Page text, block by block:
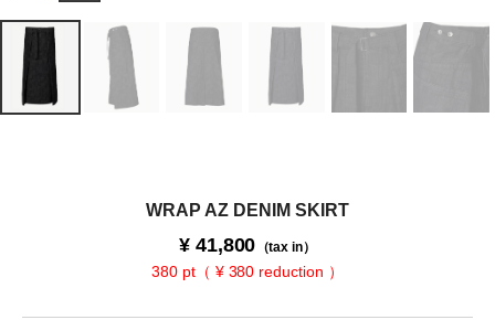
WRAP AZ DENIM SKIRT
¥ 41,800 （tax in）
380 pt（ ¥ 380 reduction ）